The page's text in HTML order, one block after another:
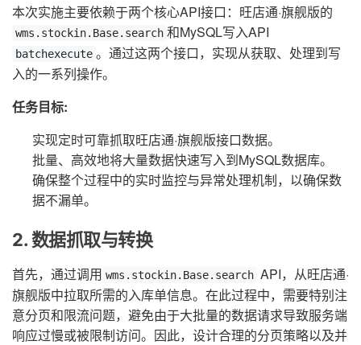
本次实施主要依赖于两个核心API接口：旺店通·旗舰版的
wms.stockin.Base.search 和MySQL写入API
batchexecute 。通过这两个接口，实现从获取、处理到写
入的一系列操作。
任务目标:
实现定时可靠抓取旺店通·旗舰版接口数据。
批量、高效地将大量数据快速写入到MySQL数据库。
确保整个过程中的实时监控与异常处理机制，以确保数
据不漏单。
2. 数据抓取与转换
首先，通过调用 wms.stockin.Base.search API，从旺店通·
旗舰版中拉取所需的入库单信息。在此过程中，需要特别注
意分页和限流问题，避免由于大批量的数据请求导致服务端
响应过慢或被限制访问。因此，设计合理的分页策略以及并